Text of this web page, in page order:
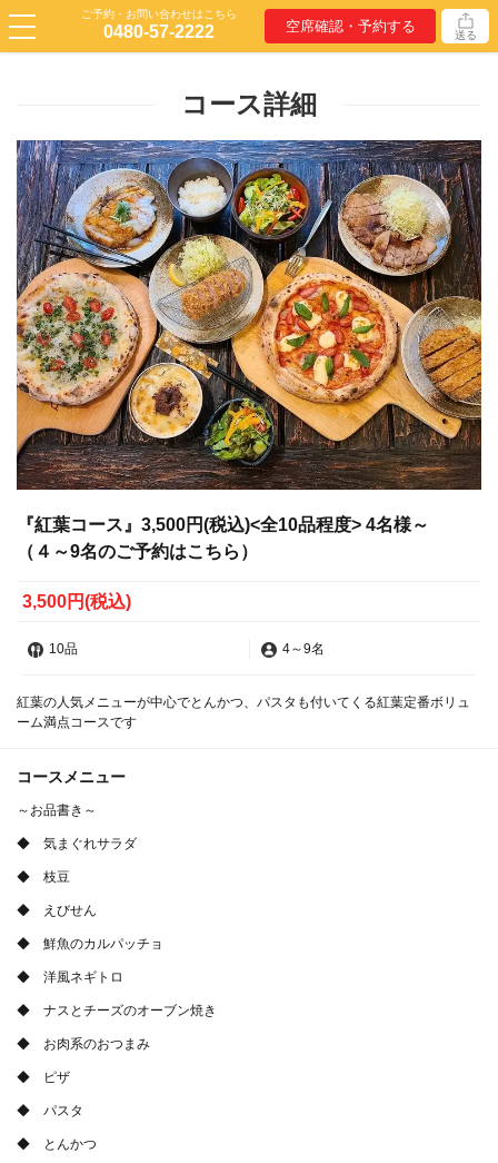
ご予約・お問い合わせはこちら
0480-57-2222 空席確認・予約する 送る
コース詳細
『紅葉コース』3,500円(税込)<全10品程度> 4名様～
（４～9名のご予約はこちら）
3,500円(税込)
10品 4～9名
紅葉の人気メニューが中心でとんかつ、パスタも付いてくる紅葉定番ボリュ
ーム満点コースです
コースメニュー
～お品書き～
◆ 気まぐれサラダ
◆ 枝豆
◆ えびせん
◆ 鮮魚のカルパッチョ
◆ 洋風ネギトロ
◆ ナスとチーズのオーブン焼き
◆ お肉系のおつまみ
◆ ピザ
◆ パスタ
◆ とんかつ